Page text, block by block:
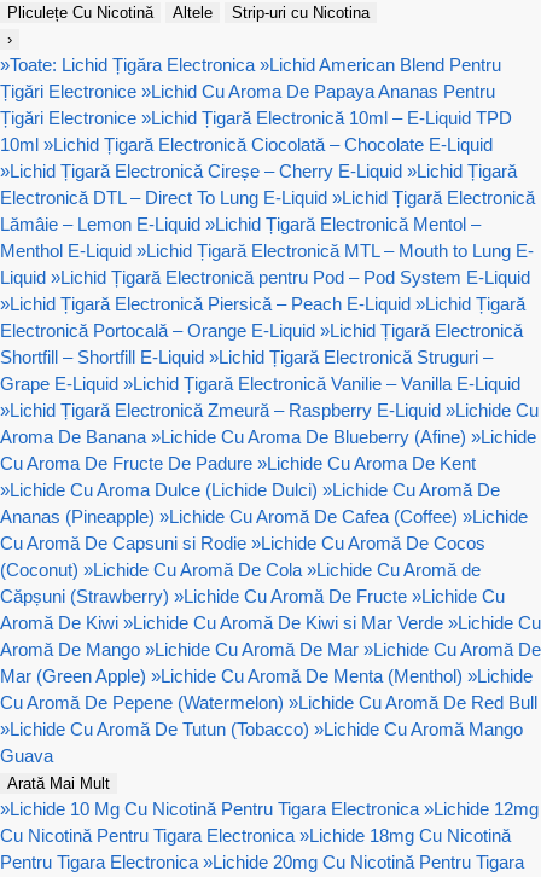
Pliculețe Cu Nicotină
Altele
Strip-uri cu Nicotina
›
»Toate: Lichid Țigăra Electronica »Lichid American Blend Pentru
Țigări Electronice »Lichid Cu Aroma De Papaya Ananas Pentru
Țigări Electronice »Lichid Țigară Electronică 10ml – E-Liquid TPD
10ml »Lichid Țigară Electronică Ciocolată – Chocolate E-Liquid
»Lichid Țigară Electronică Cireșe – Cherry E-Liquid »Lichid Țigară
Electronică DTL – Direct To Lung E-Liquid »Lichid Țigară Electronică
Lămâie – Lemon E-Liquid »Lichid Țigară Electronică Mentol –
Menthol E-Liquid »Lichid Țigară Electronică MTL – Mouth to Lung E-
Liquid »Lichid Țigară Electronică pentru Pod – Pod System E-Liquid
»Lichid Țigară Electronică Piersică – Peach E-Liquid »Lichid Țigară
Electronică Portocală – Orange E-Liquid »Lichid Țigară Electronică
Shortfill – Shortfill E-Liquid »Lichid Țigară Electronică Struguri –
Grape E-Liquid »Lichid Țigară Electronică Vanilie – Vanilla E-Liquid
»Lichid Țigară Electronică Zmeură – Raspberry E-Liquid »Lichide Cu
Aroma De Banana »Lichide Cu Aroma De Blueberry (Afine) »Lichide
Cu Aroma De Fructe De Padure »Lichide Cu Aroma De Kent
»Lichide Cu Aroma Dulce (Lichide Dulci) »Lichide Cu Aromă De
Ananas (Pineapple) »Lichide Cu Aromă De Cafea (Coffee) »Lichide
Cu Aromă De Capsuni si Rodie »Lichide Cu Aromă De Cocos
(Coconut) »Lichide Cu Aromă De Cola »Lichide Cu Aromă de
Căpșuni (Strawberry) »Lichide Cu Aromă De Fructe »Lichide Cu
Aromă De Kiwi »Lichide Cu Aromă De Kiwi si Mar Verde »Lichide Cu
Aromă De Mango »Lichide Cu Aromă De Mar »Lichide Cu Aromă De
Mar (Green Apple) »Lichide Cu Aromă De Menta (Menthol) »Lichide
Cu Aromă De Pepene (Watermelon) »Lichide Cu Aromă De Red Bull
»Lichide Cu Aromă De Tutun (Tobacco) »Lichide Cu Aromă Mango
Guava
Arată Mai Mult
»Lichide 10 Mg Cu Nicotină Pentru Tigara Electronica »Lichide 12mg
Cu Nicotină Pentru Tigara Electronica »Lichide 18mg Cu Nicotină
Pentru Tigara Electronica »Lichide 20mg Cu Nicotină Pentru Tigara